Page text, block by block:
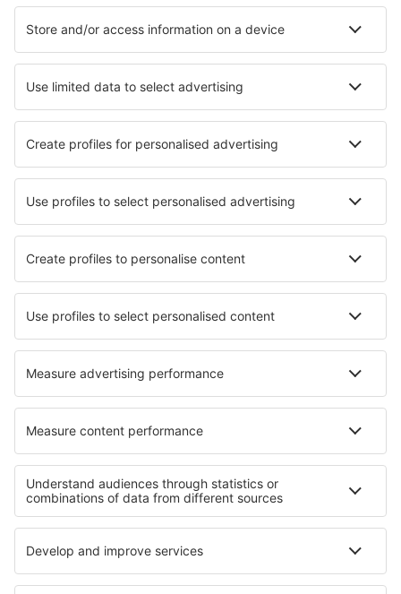
Hotels in den Niederlanden - Beliebte Städte
Hotels in Kamperland Hotels in Amsterdam
Hotels in Hague Hotels in Noordwijk aan Zee
Hotels in Emst Hotels in Hippolytushoef
Hotels in Montecchio Hotels in La Glacerie
Hotels in Kefalari Hotels Barrys Bay Hotels in Ainaži
Hotels in Union Gap Hotels in Vallérargues
Hotels in Saint-Germain-d'Esteuil
Die besten Hotels - Regionen
Hotels in den Niederlanden Hotels in Colón
Hotels im Zillertal Hotels in La Paz
Hotels in Nationalpark Ojców Hotels in Pensacola Beach